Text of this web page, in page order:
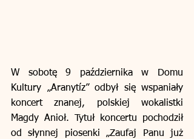
W sobotę 9 października w Domu
Kultury „Aranytíz” odbył się wspaniały
koncert znanej, polskiej wokalistki
Magdy Anioł. Tytuł koncertu pochodził
od słynnej piosenki „Zaufaj Panu już